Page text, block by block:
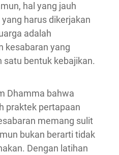
hal yang jauh
harus dikerjakan
adalah
kesabaran yang
satu bentuk kebajikan.
Dhamma bahwa
praktek pertapaan
memang sulit
bukan berarti tidak
Dengan latihan